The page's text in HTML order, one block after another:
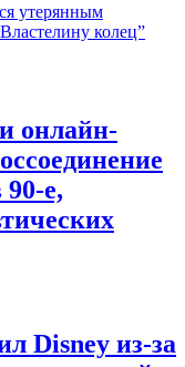
утерянным
колец”
онлайн-
е,
Disney из-за